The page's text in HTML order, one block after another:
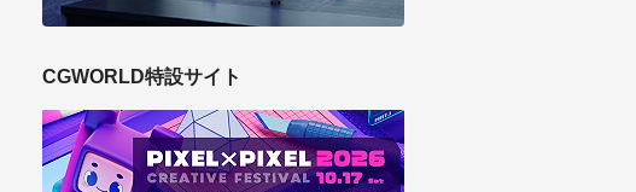
CGWORLD特設サイト